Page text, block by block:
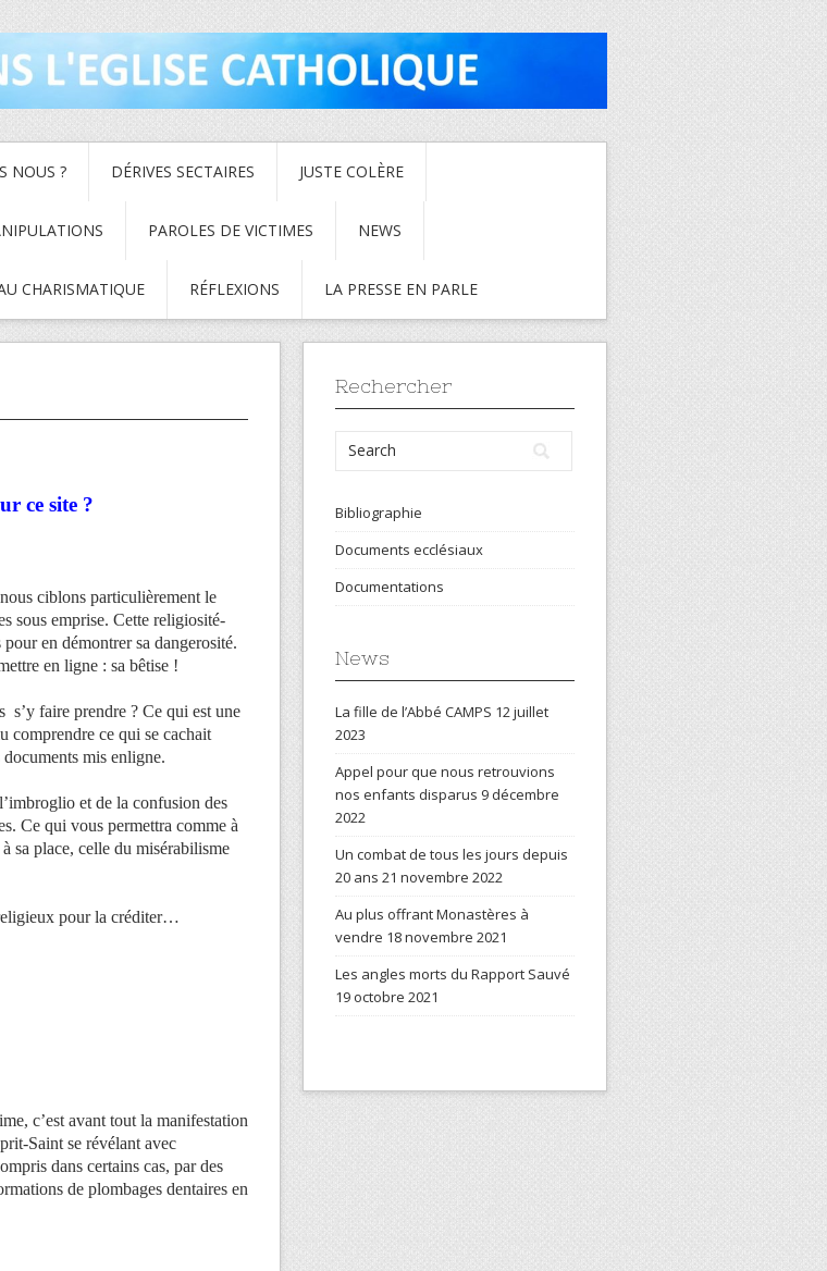
NOUS ? DÉRIVES SECTAIRES JUSTE COLÈRE
PAROLES DE VICTIMES NEWS
CHARISMATIQUE RÉFLEXIONS LA PRESSE EN PARLE
ce site ?
ciblons particulièrement le
sous emprise. Cette religiosité-
en démontrer sa dangerosité.
en ligne : sa bêtise !
s’y faire prendre ? Ce qui est une
comprendre ce qui se cachait
mis enligne.
et de la confusion des
Ce qui vous permettra comme à
sa place, celle du misérabilisme
pour la créditer…
c’est avant tout la manifestation
Saint se révélant avec
dans certains cas, par des
de plombages dentaires en
Rechercher
Bibliographie
Documents ecclésiaux
Documentations
News
La fille de l’Abbé CAMPS 12 juillet
2023
Appel pour que nous retrouvions
nos enfants disparus 9 décembre
2022
Un combat de tous les jours depuis
20 ans 21 novembre 2022
Au plus offrant Monastères à
vendre 18 novembre 2021
Les angles morts du Rapport Sauvé
19 octobre 2021